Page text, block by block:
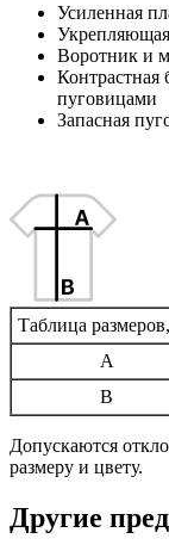
Усиленная
Воротник и
Контрастная
пуговицами
Запасная
Таблица
A
B
Допускаются
размеру и цвету.
Другие